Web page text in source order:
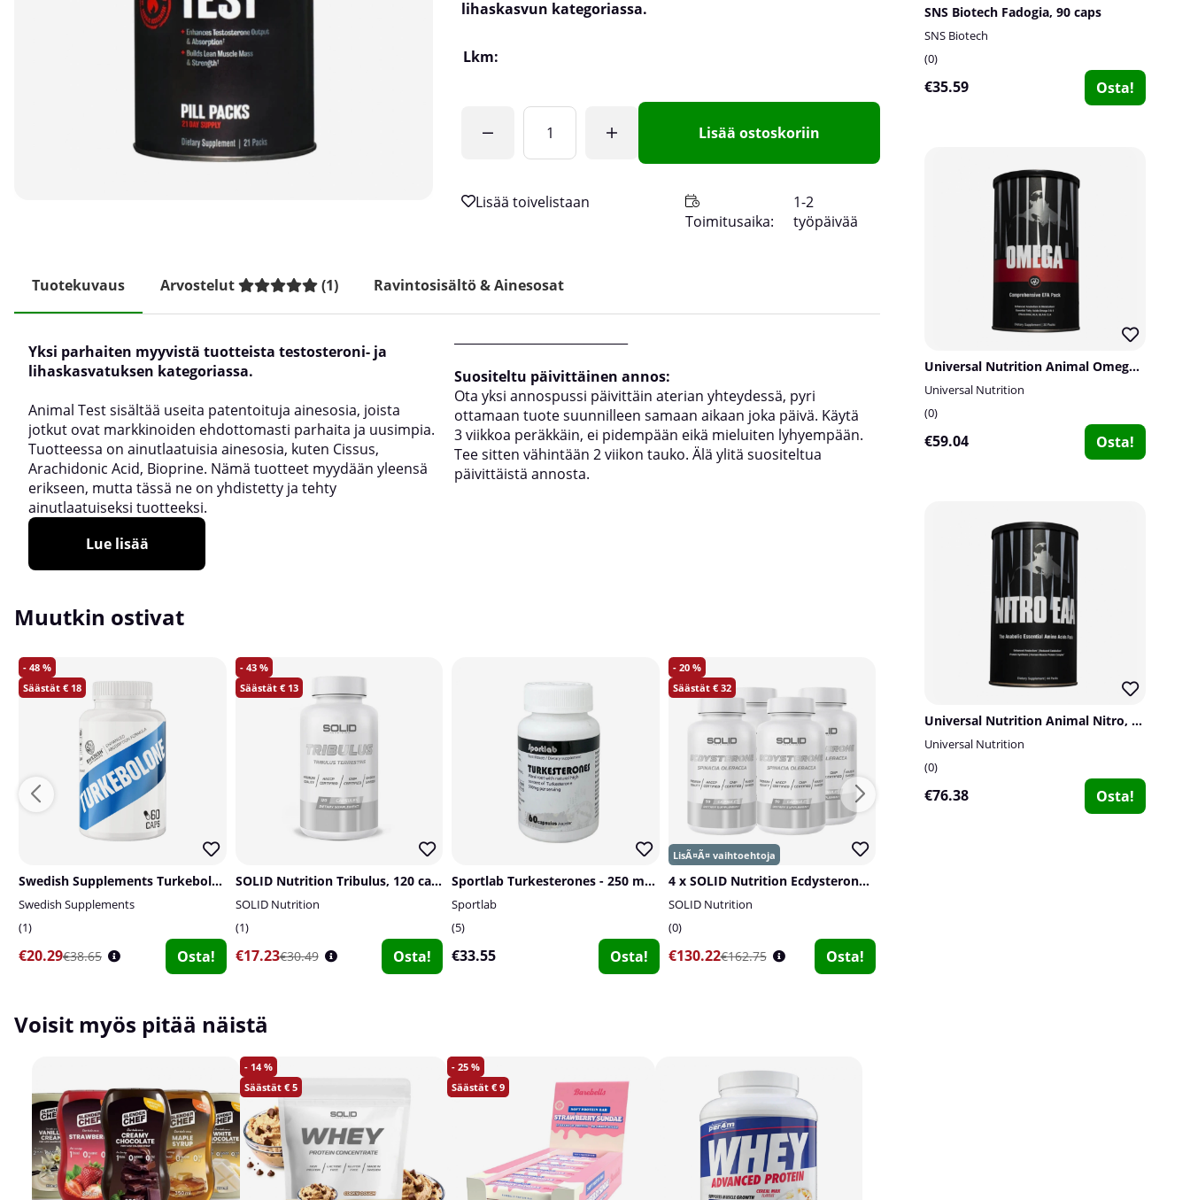
lihaskasvun kategoriassa.
Lkm:
Lisää ostoskoriin
Toimitusaika:
1-2
työpäivää
SNS Biotech Fadogia, 90 caps
SNS Biotech
0
€35.59 Osta!
Universal Nutrition Animal Omega, 30 packs
Universal Nutrition
0
€59.04 Osta!
Universal Nutrition Animal Nitro, 44 packs
Universal Nutrition
0
€76.38 Osta!
Tuotekuvaus Arvostelut (1) Ravintosisältö & Ainesosat
Yksi parhaiten myyvistä tuotteista testosteroni- ja
lihaskasvatuksen kategoriassa.
Animal Test sisältää useita patentoituja ainesosia, joista
jotkut ovat markkinoiden ehdottomasti parhaita ja uusimpia.
Tuotteessa on ainutlaatuisia ainesosia, kuten Cissus,
Arachidonic Acid, Bioprine. Nämä tuotteet myydään yleensä
erikseen, mutta tässä ne on yhdistetty ja tehty
ainutlaatuiseksi tuotteeksi.
Suositeltu päivittäinen annos:
Ota yksi annospussi päivittäin aterian yhteydessä, pyri
ottamaan tuote suunnilleen samaan aikaan joka päivä. Käytä
3 viikkoa peräkkäin, ei pidempään eikä mieluiten lyhyempään.
Tee sitten vähintään 2 viikon tauko. Älä ylitä suositeltua
päivittäistä annosta.
Lue lisää
Muutkin ostivat
48
18
Swedish Supplements Turkebolone, 60 caps
Swedish Supplements
1
€20.29€38.65 Osta!
43
13
SOLID Nutrition Tribulus, 120 caps
SOLID Nutrition
1
€17.23€30.49 Osta!
Sportlab Turkesterones - 250 mg, 60 caps
Sportlab
5
€33.55 Osta!
20
32
4 x SOLID Nutrition Ecdysterone, 90 caps
SOLID Nutrition
0
€130.22€162.75 Osta!
Voisit myös pitää näistä
14
5
25
9